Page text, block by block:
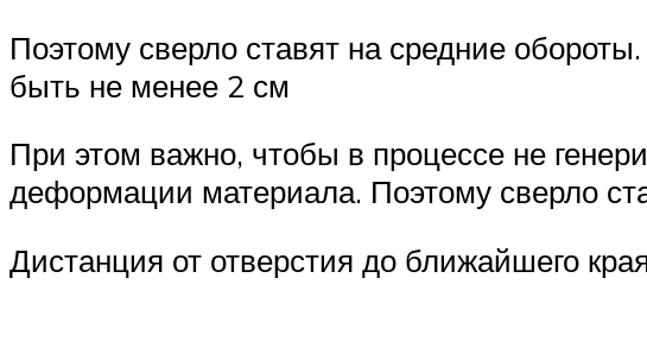
Поэтому сверло ставят на средние
быть не менее 2 см
При этом важно, чтобы в процессе не
деформации материала. Поэтому сверло
Дистанция от отверстия до ближайшего